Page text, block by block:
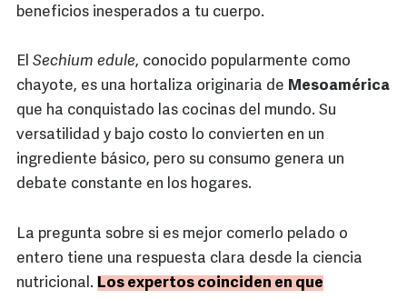
beneficios inesperados a tu cuerpo.
El Sechium edule, conocido popularmente como
chayote, es una hortaliza originaria de Mesoamérica
que ha conquistado las cocinas del mundo. Su
versatilidad y bajo costo lo convierten en un
ingrediente básico, pero su consumo genera un
debate constante en los hogares.
La pregunta sobre si es mejor comerlo pelado o
entero tiene una respuesta clara desde la ciencia
nutricional. Los expertos coinciden en que